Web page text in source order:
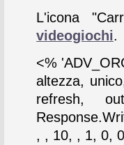
L'icona
videogiochi.
<%
altezza,
refresh,
, , 10, , 1, 0,